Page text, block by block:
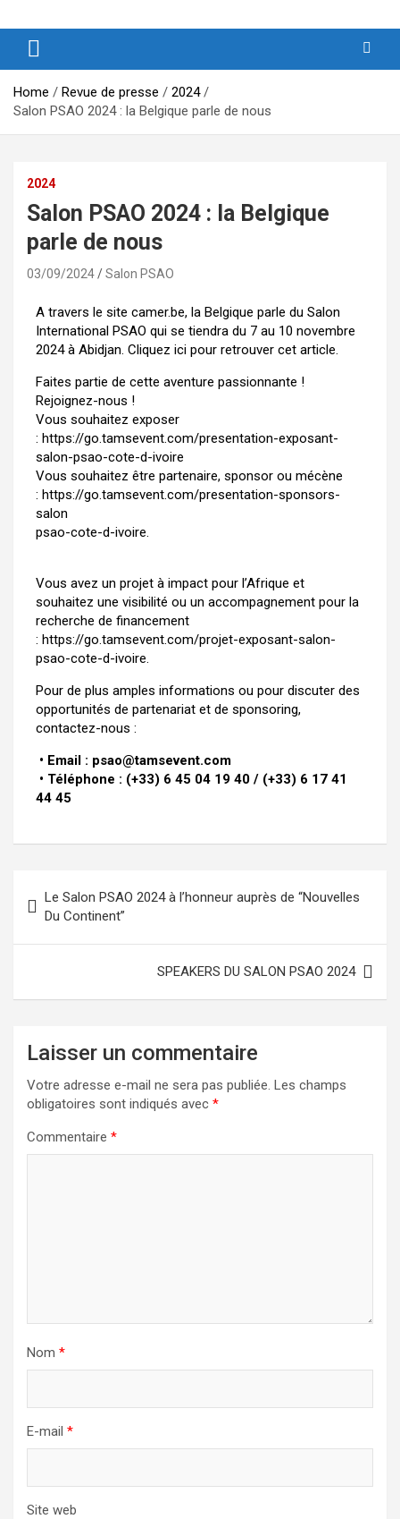
PSAO – Produits et Services
d’Afrique et de ses Outremers
Home Revue de presse
2024
Salon PSAO 2024 : la Belgique parle de nous
2024
Salon PSAO 2024 : la Belgique
parle de nous
03/09/2024 Salon PSAO
A travers le site camer.be, la Belgique parle du Salon
International PSAO qui se tiendra du 7 au 10 novembre
2024 à Abidjan. Cliquez ici pour retrouver cet article.
Faites partie de cette aventure passionnante !
Rejoignez-nous !
Vous souhaitez exposer
: https://go.tamsevent.com/presentation-exposant-
salon-psao-cote-d-ivoire
Vous souhaitez être partenaire, sponsor ou mécène
: https://go.tamsevent.com/presentation-sponsors-
salon
psao-cote-d-ivoire.
Vous avez un projet à impact pour l’Afrique et
souhaitez une visibilité ou un accompagnement pour la
recherche de financement
: https://go.tamsevent.com/projet-exposant-salon-
psao-cote-d-ivoire.
Pour de plus amples informations ou pour discuter des
opportunités de partenariat et de sponsoring,
contactez-nous :
• Email : psao@tamsevent.com
• Téléphone : (+33) 6 45 04 19 40 / (+33) 6 17 41
44 45
Le Salon PSAO 2024 à l’honneur auprès de “Nouvelles
Du Continent”
SPEAKERS DU SALON PSAO 2024
Laisser un commentaire
Votre adresse e-mail ne sera pas publiée. Les champs
obligatoires sont indiqués avec *
Commentaire *
Nom *
E-mail *
Site web